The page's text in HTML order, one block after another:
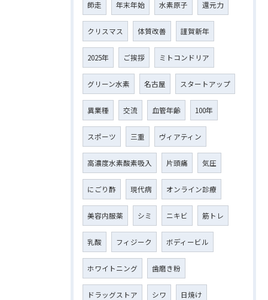
師走 年末年始 水素原子 還元力
クリスマス 体質改善 謹賀新年
2025年 ご挨拶 ミトコンドリア
グリーン水素 名古屋 スタートアップ
異業種 交流 血管年齢 100年
スポーツ 三重 ヴィアティン
高濃度水素酸素吸入 片頭痛 気圧
にごり酢 現代病 オンライン診療
美容内服薬 シミ ニキビ 筋トレ
乳酸 フィジーク ボディービル
ホワイトニング 歯磨き粉
ドラッグストア シワ 日焼け